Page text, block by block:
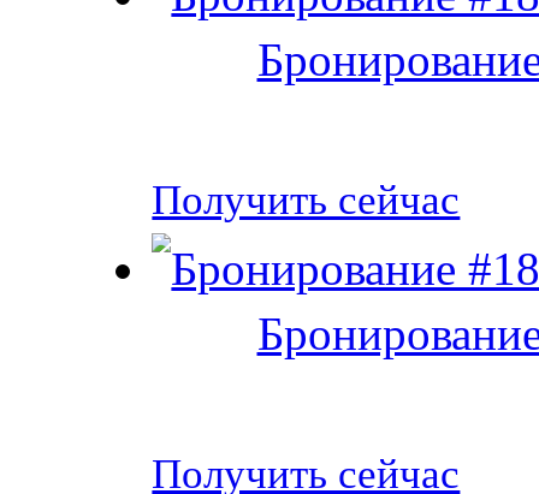
Получить сейчас
Получить сейчас